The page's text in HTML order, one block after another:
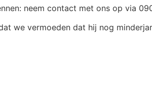
neem contact met ons op via
we vermoeden dat hij nog